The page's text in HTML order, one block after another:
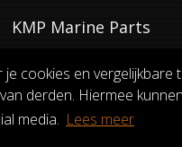
cookies en
derden. Hiermee
media. Lees meer
KMP Marine Parts
VOORWAARDEN